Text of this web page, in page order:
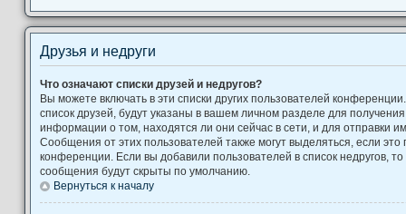
Друзья и недруги
Что означают списки друзей и недругов?
Вы можете включать в эти списки других пользователей
список друзей, будут указаны в вашем личном разделе для
информации о том, находятся ли они сейчас в сети, и для отправки
Сообщения от этих пользователей также могут выделяться, если
конференции. Если вы добавили пользователей в список недругов,
сообщения будут скрыты по умолчанию.
Вернуться к началу